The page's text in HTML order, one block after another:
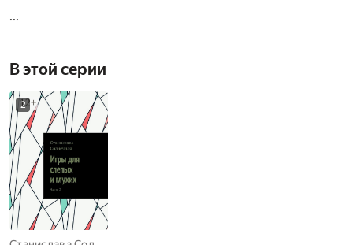
...
В этой серии
2